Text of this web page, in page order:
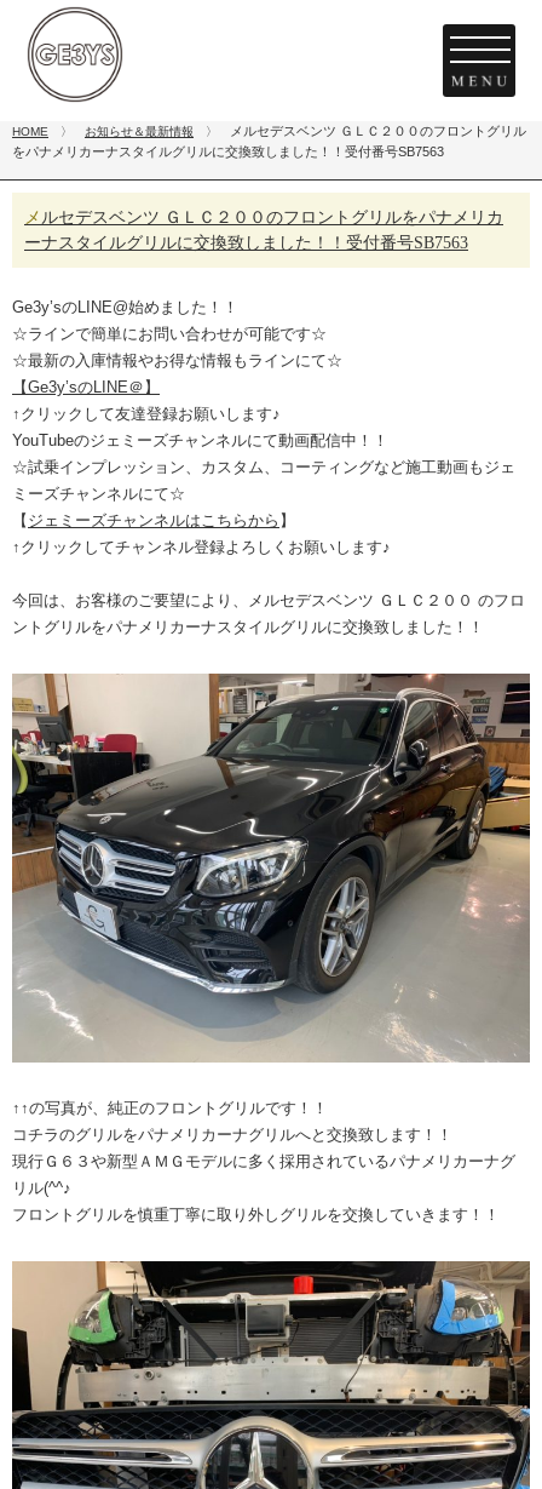
HOME 〉 お知らせ＆最新情報 〉
メルセデスベンツ ＧＬＣ２００のフロントグリル
をパナメリカーナスタイルグリルに交換致しました！！受付番号SB7563
メルセデスベンツ ＧＬＣ２００のフロントグリルをパナメリカ
ーナスタイルグリルに交換致しました！！受付番号SB7563
Ge3y’sのLINE@始めました！！
☆ラインで簡単にお問い合わせが可能です☆
☆最新の入庫情報やお得な情報もラインにて☆
【Ge3y’sのLINE＠】
↑クリックして友達登録お願いします♪
YouTubeのジェミーズチャンネルにて動画配信中！！
☆試乗インプレッション、カスタム、コーティングなど施工動画もジェ
ミーズチャンネルにて☆
【 ジェミーズチャンネルはこちらから 】
↑クリックしてチャンネル登録よろしくお願いします♪
今回は、お客様のご要望により、メルセデスベンツ ＧＬＣ２００ のフロ
ントグリルをパナメリカーナスタイルグリルに交換致しました！！
↑↑の写真が、純正のフロントグリルです！！
コチラのグリルをパナメリカーナグリルへと交換致します！！
現行Ｇ６３や新型ＡＭＧモデルに多く採用されているパナメリカーナグ
リル(^^♪
フロントグリルを慎重丁寧に取り外しグリルを交換していきます！！